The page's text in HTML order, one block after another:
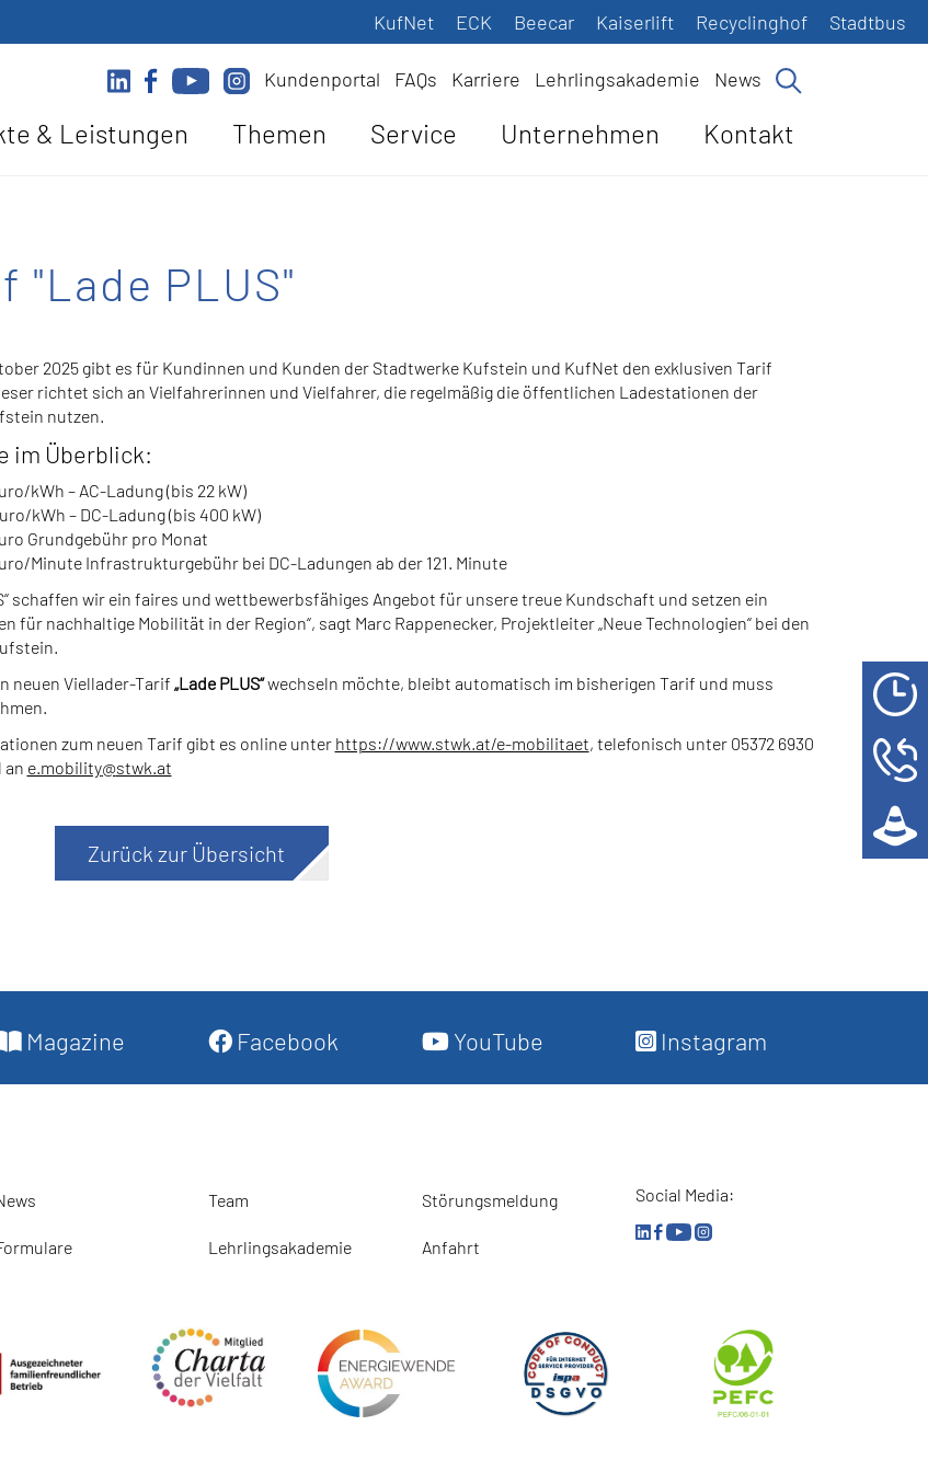
KufNet ECK Beecar Kaiserlift Recyclinghof Stadtbus
Kundenportal FAQs Karriere Lehrlingsakademie News
& Leistungen Themen Service Unternehmen Kontakt
"Lade PLUS"
2025 gibt es für Kundinnen und Kunden der Stadtwerke Kufstein und KufNet den exklusiven Tarif
richtet sich an Vielfahrerinnen und Vielfahrer, die regelmäßig die öffentlichen Ladestationen der
nutzen.
im Überblick:
kWh – AC-Ladung (bis 22 kW)
kWh – DC-Ladung (bis 400 kW)
Grundgebühr pro Monat
Minute Infrastrukturgebühr bei DC-Ladungen ab der 121. Minute
schaffen wir ein faires und wettbewerbsfähiges Angebot für unsere treue Kundschaft und setzen ein
für nachhaltige Mobilität in der Region“, sagt Marc Rappenecker, Projektleiter „Neue Technologien“ bei den
neuen Viellader-Tarif „Lade PLUS“wechseln möchte, bleibt automatisch im bisherigen Tarif und muss
zum neuen Tarif gibt es online unter https://www.stwk.at/e-mobilitaet, telefonisch unter 05372 6930
an e.mobility@stwk.at
Zurück zur Übersicht
Magazine Facebook YouTube Instagram
Team
Lehrlingsakademie
Störungsmeldung
Anfahrt
Social Media: